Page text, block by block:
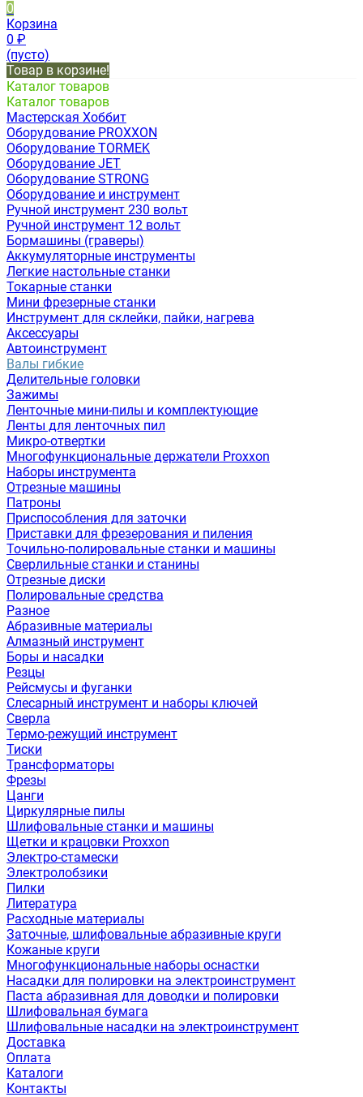
0
Корзина
0 ₽
(пусто)
Товар в корзине!
Каталог товаров
Каталог товаров
Мастерская Хоббит
Оборудование PROXXON
Оборудование TORMEK
Оборудование JET
Оборудование STRONG
Оборудование и инструмент
Ручной инструмент 230 вольт
Ручной инструмент 12 вольт
Бормашины (граверы)
Аккумуляторные инструменты
Легкие настольные станки
Токарные станки
Мини фрезерные станки
Инструмент для склейки, пайки, нагрева
Аксессуары
Автоинструмент
Валы гибкие
Делительные головки
Зажимы
Ленточные мини-пилы и комплектующие
Ленты для ленточных пил
Микро-отвертки
Многофункциональные держатели Proxxon
Наборы инструмента
Отрезные машины
Патроны
Приспособления для заточки
Приставки для фрезерования и пиления
Точильно-полировальные станки и машины
Сверлильные станки и станины
Отрезные диски
Полировальные средства
Разное
Абразивные материалы
Алмазный инструмент
Боры и насадки
Резцы
Рейсмусы и фуганки
Слесарный инструмент и наборы ключей
Сверла
Термо-режущий инструмент
Тиски
Трансформаторы
Фрезы
Цанги
Циркулярные пилы
Шлифовальные станки и машины
Щетки и крацовки Proxxon
Электро-стамески
Электролобзики
Пилки
Литература
Расходные материалы
Заточные, шлифовальные абразивные круги
Кожаные круги
Многофункциональные наборы оснастки
Насадки для полировки на электроинструмент
Паста абразивная для доводки и полировки
Шлифовальная бумага
Шлифовальные насадки на электроинструмент
Доставка
Оплата
Каталоги
Контакты